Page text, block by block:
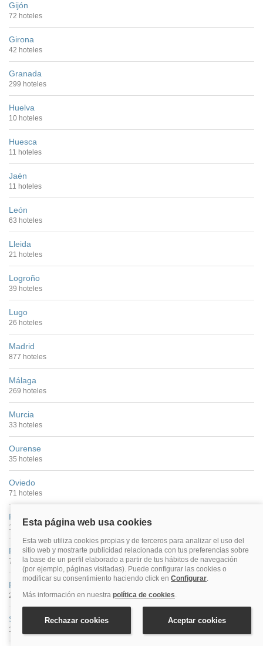
Gijón
72 hoteles
Girona
42 hoteles
Granada
299 hoteles
Huelva
10 hoteles
Huesca
11 hoteles
Jaén
11 hoteles
León
63 hoteles
Lleida
21 hoteles
Logroño
39 hoteles
Lugo
26 hoteles
Madrid
877 hoteles
Málaga
269 hoteles
Murcia
33 hoteles
Ourense
35 hoteles
Oviedo
71 hoteles
Palencia
13 hoteles
Pamplona
73 hoteles
Pontevedra Ciudad
22 hoteles
Salamanca
100 hoteles